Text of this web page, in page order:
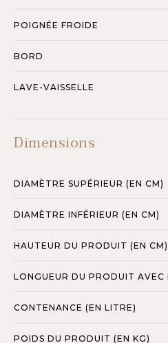
POIGNÉE FROIDE
BORD
LAVE-VAISSELLE
Dimensions
DIAMÈTRE SUPÉRIEUR (EN CM)
DIAMÈTRE INFÉRIEUR (EN CM)
HAUTEUR DU PRODUIT (EN CM)
LONGUEUR DU PRODUIT AVEC
CONTENANCE (EN LITRE)
POIDS DU PRODUIT (EN KG)